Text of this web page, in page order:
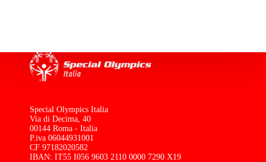
Special Olympics Italia
Via di Decima, 40
00144 Roma - Italia
P.iva 06044931001
CF 97182020582
IBAN: IT55 I056 9603 2110 0000 7290 X19